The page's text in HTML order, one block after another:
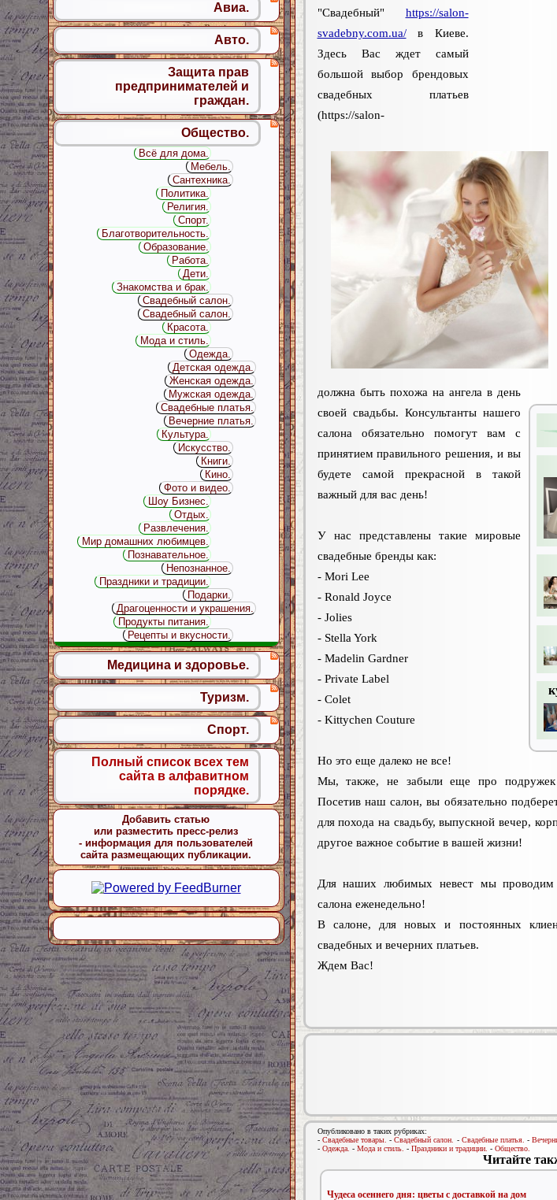
"Свадебный" https://salon-
svadebny.com.ua/в Киеве.
Здесь Вас ждет самый
большой выбор брендовых
свадебных платьев
(https://salon-
должна быть похожа на ангела в день
своей свадьбы. Консультанты нашего
салона обязательно помогут вам с
принятием правильного решения, и вы
будете самой прекрасной в такой
важный для вас день!
У нас представлены такие мировые
свадебные бренды как:
- Mori Lee
- Ronald Joyce
- Jolies
- Stella York
- Madelin Gardner
- Private Label
- Colet
- Kittychen Couture
Но это еще далеко не все!
Мы, также, не забыли еще про
Посетив наш салон, вы обязательно
для похода на свадьбу, выпускной вечер,
другое важное событие в вашей жизни!
Для наших любимых невест мы проводим
салона еженедельно!
В салоне, для новых и постоянных
свадебных и вечерних платьев.
Ждем Вас!
Опубликовано в таких рубриках:
- Свадебные товары. -Свадебный салон. - Свадебные платья. -
- Одежда. - Мода и стиль. - Праздники и традиции. - Общество.
Читайте
Чудеса осеннего дня: цветы с доставкой на дом
Авиа.
Авто.
Защита прав
предпринимателей и
граждан.
Общество.
Всё для дома.
Мебель.
Сантехника.
Политика.
Религия.
Спорт.
Благотворительность.
Образование.
Работа.
Дети.
Знакомства и брак.
Свадебный салон.
Свадебный салон.
Красота.
Мода и стиль.
Одежда.
Детская одежда.
Женская одежда.
Мужская одежда.
Свадебные платья.
Вечерние платья.
Культура.
Искусство.
Книги.
Кино.
Фото и видео.
Шоу Бизнес.
Отдых.
Развлечения.
Мир домашних любимцев.
Познавательное.
Непознанное.
Праздники и традиции.
Подарки.
Драгоценности и украшения.
Продукты питания.
Рецепты и вкусности.
Медицина и здоровье.
Туризм.
Спорт.
Полный список всех тем
сайта в алфавитном
порядке.
Добавить статью
или разместить пресс-релиз
- информация для пользователей
сайта размещающих публикации.